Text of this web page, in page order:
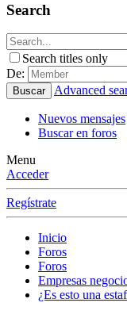
Search
Search titles only
De:
Buscar Advanced
Nuevos mensajes
Buscar en foros
Menu
Acceder
Regístrate
Inicio
Foros
Foros
Empresas
¿Es esto una